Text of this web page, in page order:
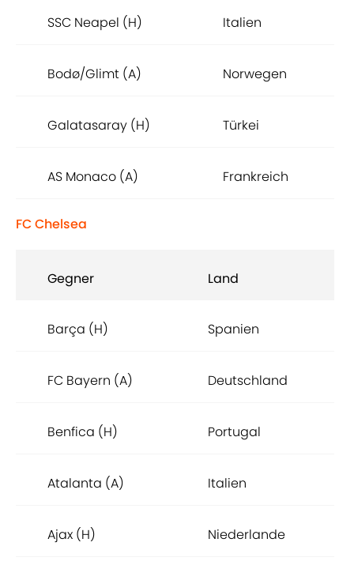
SSC Neapel (H) Italien
Bodø/Glimt (A) Norwegen
Galatasaray (H) Türkei
AS Monaco (A) Frankreich
FC Chelsea
Gegner Land
Barça (H) Spanien
FC Bayern (A) Deutschland
Benfica (H) Portugal
Atalanta (A) Italien
Ajax (H) Niederlande